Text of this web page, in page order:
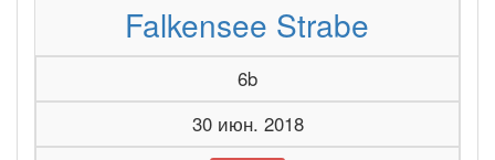
Falkensee Strabe
6b
30 июн. 2018